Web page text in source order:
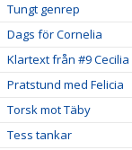
Tungt genrep
Dags för Cornelia
Klartext från #9
Pratstund med Felicia
Torsk mot Täby
Tess tankar